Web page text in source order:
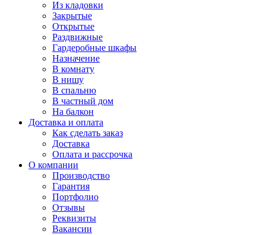
Из кладовки
Закрытые
Открытые
Раздвижные
Гардеробные шкафы
Назначение
В комнату
В нишу
В спальню
В частный дом
На балкон
Доставка и оплата
Как сделать заказ
Доставка
Оплата и рассрочка
О компании
Производство
Гарантия
Портфолио
Отзывы
Реквизиты
Вакансии